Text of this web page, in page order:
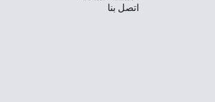
اتصل بنا